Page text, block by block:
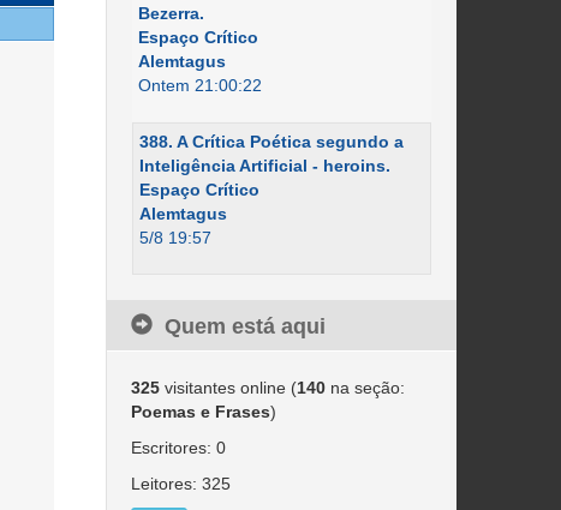
Bezerra.
Espaço Crítico
Alemtagus
Ontem 21:00:22
388. A Crítica Poética segundo a
Inteligência Artificial - heroins.
Espaço Crítico
Alemtagus
5/8 19:57
Quem está aqui
325visitantes online (140na seção:
Poemas e Frases)
Escritores: 0
Leitores: 325